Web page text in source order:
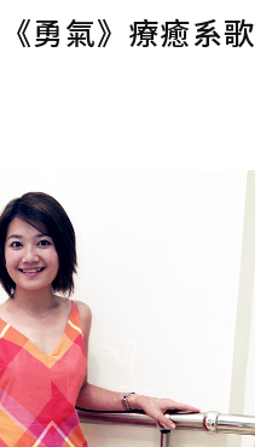
勇氣》療癒系歌